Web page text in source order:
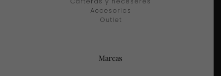
Accesorios
Outlet
Marcas